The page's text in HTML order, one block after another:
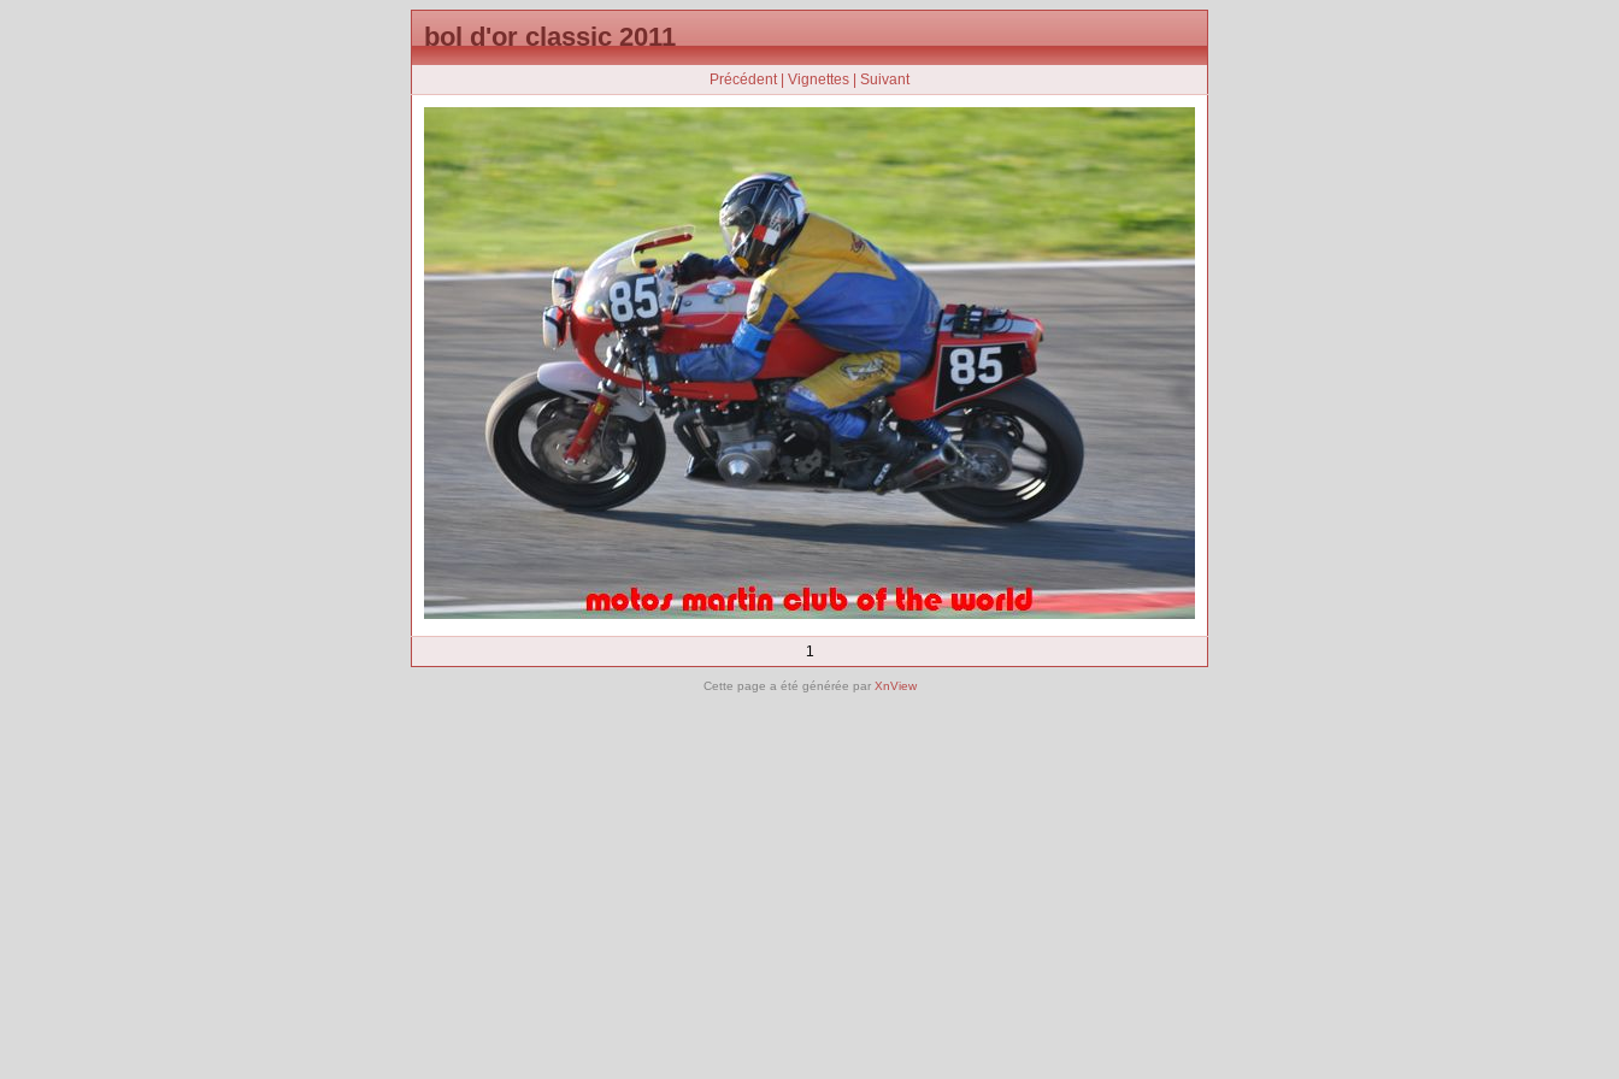
bol d'or classic 2011
Précédent| Vignettes Suivant
1
Cette page a été générée par XnView